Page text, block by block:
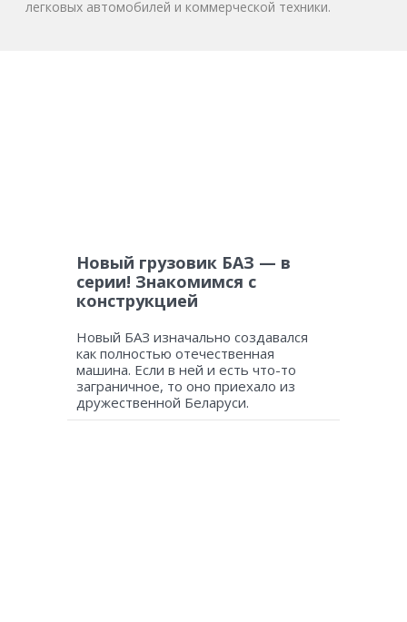
легковых автомобилей и коммерческой техники.
Новый грузовик БАЗ — в
серии! Знакомимся с
конструкцией
Новый БАЗ изначально создавался
как полностью отечественная
машина. Если в ней и есть что-то
заграничное, то оно приехало из
дружественной Беларуси.